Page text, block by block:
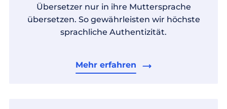
Übersetzer nur in ihre Muttersprache
übersetzen. So gewährleisten wir höchste
sprachliche Authentizität.
Mehr erfahren